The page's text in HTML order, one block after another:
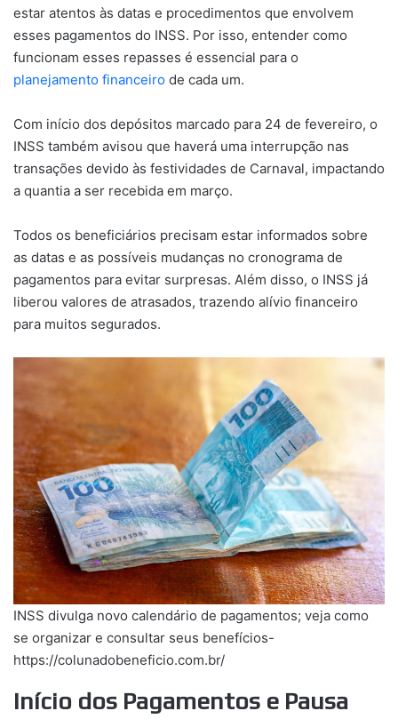
estar atentos às datas e procedimentos que envolvem
esses pagamentos do INSS. Por isso, entender como
funcionam esses repasses é essencial para o
planejamento financeiro de cada um.
Com início dos depósitos marcado para 24 de fevereiro, o
INSS também avisou que haverá uma interrupção nas
transações devido às festividades de Carnaval, impactando
a quantia a ser recebida em março.
Todos os beneficiários precisam estar informados sobre
as datas e as possíveis mudanças no cronograma de
pagamentos para evitar surpresas. Além disso, o INSS já
liberou valores de atrasados, trazendo alívio financeiro
para muitos segurados.
INSS divulga novo calendário de pagamentos; veja como
se organizar e consultar seus benefícios-
https://colunadobeneficio.com.br/
Início dos Pagamentos e Pausa